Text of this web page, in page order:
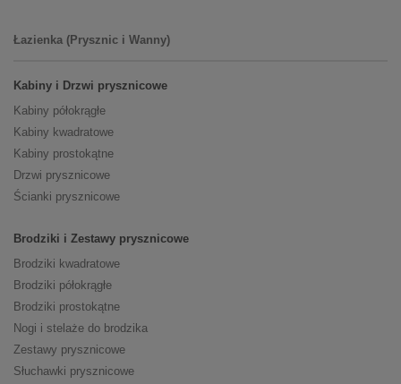
Łazienka (Prysznic i Wanny)
Kabiny i Drzwi prysznicowe
Kabiny półokrągłe
Kabiny kwadratowe
Kabiny prostokątne
Drzwi prysznicowe
Ścianki prysznicowe
Brodziki i Zestawy prysznicowe
Brodziki kwadratowe
Brodziki półokrągłe
Brodziki prostokątne
Nogi i stelaże do brodzika
Zestawy prysznicowe
Słuchawki prysznicowe